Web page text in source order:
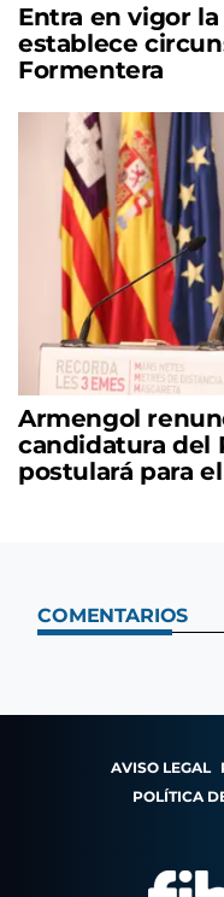
Entra en vigor
establece
Formentera
Armengol
candidatura del
postulará para
COMENTARIOS
AVISO LEGAL
POLÍTICA